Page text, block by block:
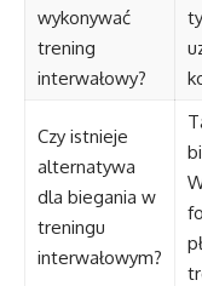
wykonywać
trening
interwałowy?
Czy istnieje
alternatywa
dla biegania w
treningu
interwałowym?